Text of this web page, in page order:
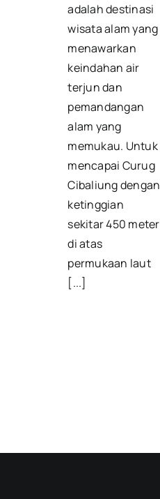
adalah destinasi
wisata alam yang
menawarkan
keindahan air
terjun dan
pemandangan
alam yang
memukau. Untuk
mencapai Curug
Cibaliung dengan
ketinggian
sekitar 450 meter
di atas
permukaan laut
[...]